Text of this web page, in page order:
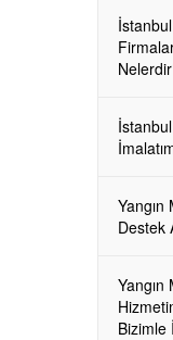
Yangın
Destek
Yangın
Bizimle